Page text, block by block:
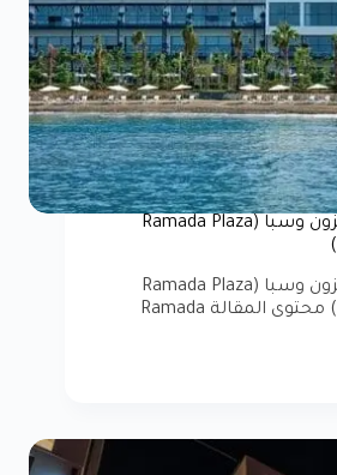
فندق رامادا بلازا طرابزون وسبا (Ramada Plaza
فندق رامادا بلازا طرابزون وسبا (Ramada Plaza
Hotel & Spa Trabzon) محتوى المقالة Ramada